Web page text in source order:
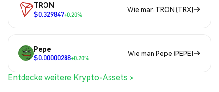
TRON
$0.329847+0.20%
Wie man TRON (TRX)
Pepe
$0.00000288+0.20%
Wie man Pepe (PEPE)
Entdecke weitere Krypto-Assets >